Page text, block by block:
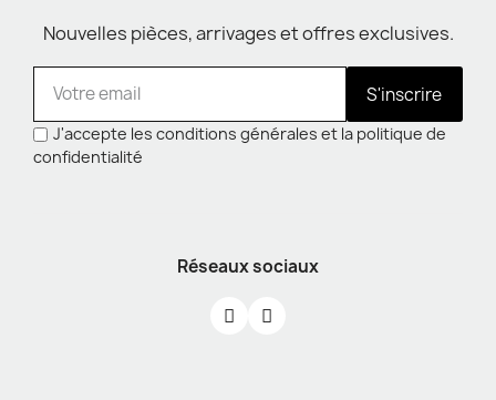
Nouvelles pièces, arrivages et offres exclusives.
S'inscrire
J'accepte les conditions générales et la politique de
confidentialité
Réseaux sociaux